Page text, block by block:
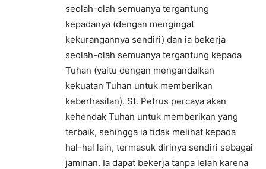
seolah-olah semuanya tergantung
kepadanya (dengan mengingat
kekurangannya sendiri) dan ia bekerja
seolah-olah semuanya tergantung kepada
Tuhan (yaitu dengan mengandalkan
kekuatan Tuhan untuk memberikan
keberhasilan). St. Petrus percaya akan
kehendak Tuhan untuk memberikan yang
terbaik, sehingga ia tidak melihat kepada
hal-hal lain, termasuk dirinya sendiri sebagai
jaminan. Ia dapat bekerja tanpa lelah karena